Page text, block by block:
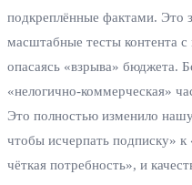
подкреплённые фактами. Это
масштабные тесты контента
опасаясь «взрыва» бюджета.
«нелогично‑коммерческая»
Это полностью изменило
чтобы исчерпать подписку» к
чёткая потребность», и